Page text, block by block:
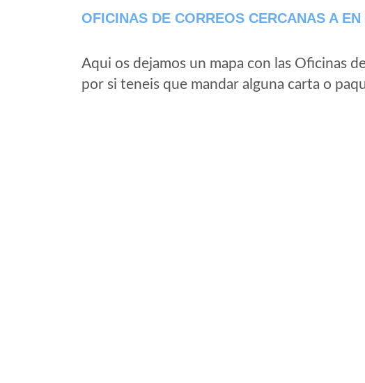
OFICINAS DE CORREOS CERCANAS A EN
Aqui os dejamos un mapa con las Oficinas
por si teneis que mandar alguna carta o